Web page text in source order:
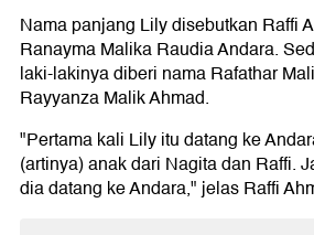
Nama panjang Lily disebutkan Raffi
Ranayma Malika Raudia Andara.
laki-lakinya diberi nama Rafathar
Rayyanza Malik Ahmad.
"Pertama kali Lily itu datang ke
(artinya) anak dari Nagita dan Raffi.
dia datang ke Andara," jelas Raffi